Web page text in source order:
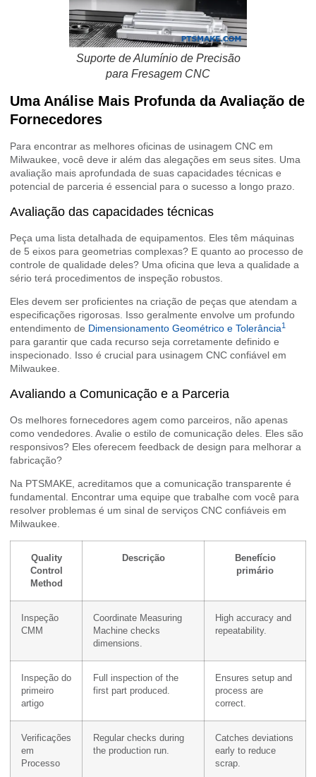
Suporte de Alumínio de Precisão
para Fresagem CNC
Uma Análise Mais Profunda da Avaliação de
Fornecedores
Para encontrar as melhores oficinas de usinagem CNC em
Milwaukee, você deve ir além das alegações em seus sites. Uma
avaliação mais aprofundada de suas capacidades técnicas e
potencial de parceria é essencial para o sucesso a longo prazo.
Avaliação das capacidades técnicas
Peça uma lista detalhada de equipamentos. Eles têm máquinas
de 5 eixos para geometrias complexas? E quanto ao processo de
controle de qualidade deles? Uma oficina que leva a qualidade a
sério terá procedimentos de inspeção robustos.
Eles devem ser proficientes na criação de peças que atendam a
especificações rigorosas. Isso geralmente envolve um profundo
entendimento de Dimensionamento Geométrico e Tolerância1
para garantir que cada recurso seja corretamente definido e
inspecionado. Isso é crucial para usinagem CNC confiável em
Milwaukee.
Avaliando a Comunicação e a Parceria
Os melhores fornecedores agem como parceiros, não apenas
como vendedores. Avalie o estilo de comunicação deles. Eles são
responsivos? Eles oferecem feedback de design para melhorar a
fabricação?
Na PTSMAKE, acreditamos que a comunicação transparente é
fundamental. Encontrar uma equipe que trabalhe com você para
resolver problemas é um sinal de serviços CNC confiáveis em
Milwaukee.
Quality
Control
Method
Descrição
Benefício
primário
Inspeção
CMM
Coordinate Measuring
Machine checks
dimensions.
High accuracy and
repeatability.
Inspeção do
primeiro
artigo
Full inspection of the
first part produced.
Ensures setup and
process are
correct.
Verificações
em
Processo
Regular checks during
the production run.
Catches deviations
early to reduce
scrap.